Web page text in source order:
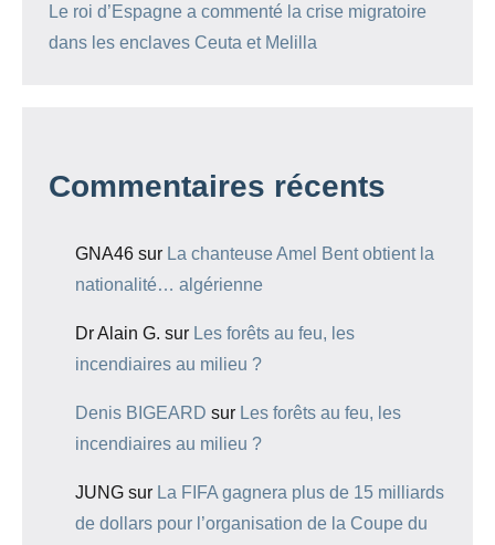
Le roi d’Espagne a commenté la crise migratoire
dans les enclaves Ceuta et Melilla
Commentaires récents
GNA46 sur La chanteuse Amel Bent obtient la
nationalité… algérienne
Dr Alain G. sur Les forêts au feu, les
incendiaires au milieu ?
Denis BIGEARD sur Les forêts au feu, les
incendiaires au milieu ?
JUNG sur La FIFA gagnera plus de 15 milliards
de dollars pour l’organisation de la Coupe du